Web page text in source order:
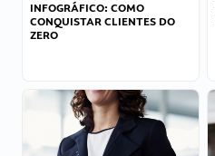
INFOGRÁFICO: COMO
CONQUISTAR CLIENTES DO
ZERO